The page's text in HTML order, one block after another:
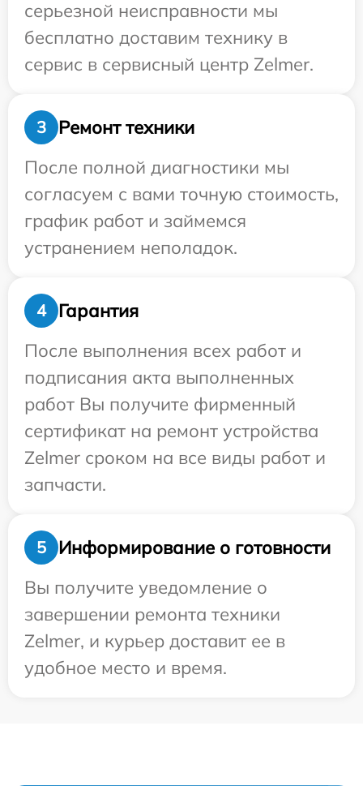
серьезной неисправности мы
бесплатно доставим технику в
сервис в сервисный центр Zelmer.
3
Ремонт техники
После полной диагностики мы
согласуем с вами точную стоимость,
график работ и займемся
устранением неполадок.
4
Гарантия
После выполнения всех работ и
подписания акта выполненных
работ Вы получите фирменный
сертификат на ремонт устройства
Zelmer сроком на все виды работ и
запчасти.
5
Информирование о готовности
Вы получите уведомление о
завершении ремонта техники
Zelmer, и курьер доставит ее в
удобное место и время.